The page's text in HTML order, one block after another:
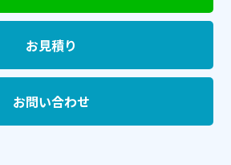
お見積り
お問い合わせ